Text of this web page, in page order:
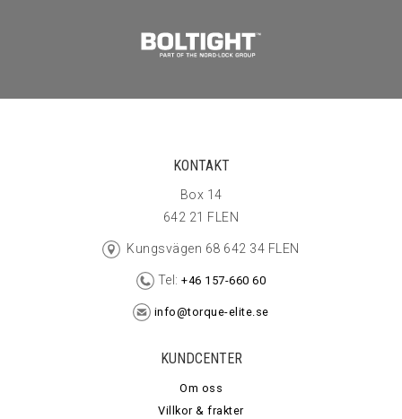
KONTAKT
Box 14
642 21 FLEN
Kungsvägen 68 642 34 FLEN
Tel: +46 157-660 60
info@torque-elite.se
KUNDCENTER
Om oss
Villkor & frakter